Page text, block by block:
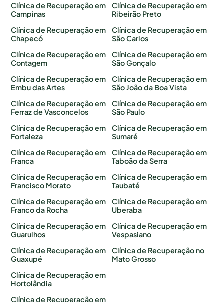
Clínica de Recuperação em
Campinas
Clínica de Recuperação em
Chapecó
Clínica de Recuperação em
Contagem
Clínica de Recuperação em
Embu das Artes
Clínica de Recuperação em
Ferraz de Vasconcelos
Clínica de Recuperação em
Fortaleza
Clínica de Recuperação em
Franca
Clínica de Recuperação em
Francisco Morato
Clínica de Recuperação em
Franco da Rocha
Clínica de Recuperação em
Guarulhos
Clínica de Recuperação em
Guaxupé
Clínica de Recuperação em
Hortolândia
Clínica de Recuperação em
Clínica de Recuperação em
Ribeirão Preto
Clínica de Recuperação em
São Carlos
Clínica de Recuperação em
São Gonçalo
Clínica de Recuperação em
São João da Boa Vista
Clínica de Recuperação em
São Paulo
Clínica de Recuperação em
Sumaré
Clínica de Recuperação em
Taboão da Serra
Clínica de Recuperação em
Taubaté
Clínica de Recuperação em
Uberaba
Clínica de Recuperação em
Vespasiano
Clínica de Recuperação no
Mato Grosso